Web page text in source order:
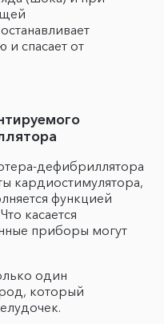
спасает от
дефибриллятора
кардиостимулятора,
функцией
касается
приборы могут
один
который